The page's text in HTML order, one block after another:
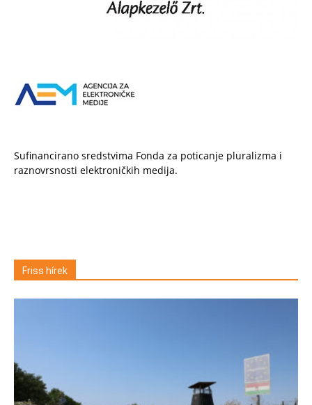
Sufinancirano sredstvima Fonda za poticanje pluralizma i
raznovrsnosti elektroničkih medija.
Friss hírek